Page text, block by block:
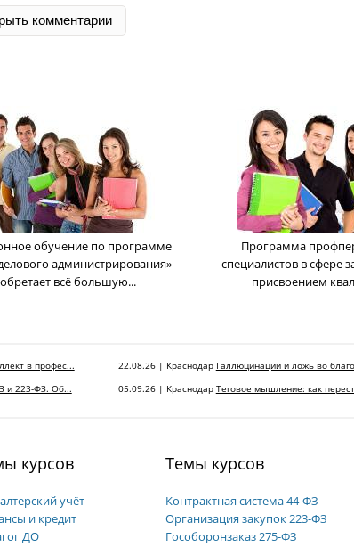
комментарии
обучение по программе
администрирования»
всё большую...
Программа
cпециалистов в сфере
присвоением
в профес... 22.08.26 | Краснодар Галлюцинации и ложь во
и 223-ФЗ. Об... 05.09.26 | Краснодар Теговое мышление: как
курсов
учёт
и кредит
ДО
Темы курсов
Контрактная система 44-ФЗ
Организация закупок 223-ФЗ
Гособоронзаказ 275-ФЗ